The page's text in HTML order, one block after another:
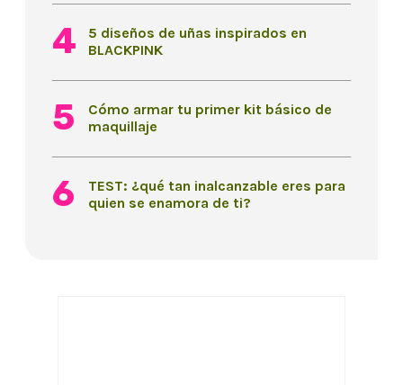
5 diseños de uñas inspirados en
BLACKPINK
Cómo armar tu primer kit básico de
maquillaje
TEST: ¿qué tan inalcanzable eres para
quien se enamora de ti?